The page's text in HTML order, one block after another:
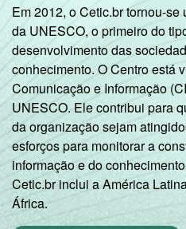
Em 2012, o Cetic.br tornou-
da UNESCO, o primeiro do
desenvolvimento das
conhecimento. O Centro está
Comunicação e Informação
UNESCO. Ele contribui para
da organização sejam
esforços para monitorar a
informação e do
Cetic.br inclui a América
África.